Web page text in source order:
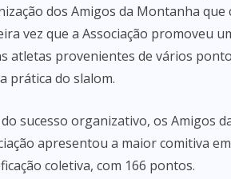
dos Amigos da Montanha
vez que a Associação promoveu
atletas provenientes de vários
prática do slalom.
sucesso organizativo, os Amigos
apresentou a maior comitiva
coletiva, com 166 pontos.